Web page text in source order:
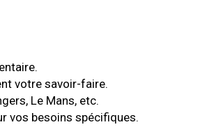
votre savoir-faire.
Le Mans, etc.
vos besoins spécifiques.